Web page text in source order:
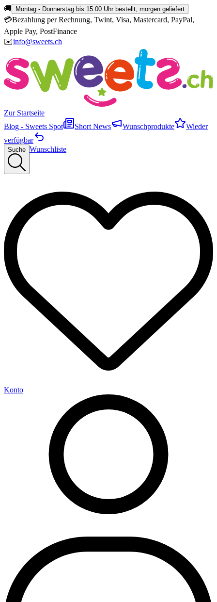
🚚 Montag - Donnerstag bis 15.00 Uhr bestellt, morgen geliefert
💳Bezahlung per Rechnung, Twint, Visa, Mastercard, PayPal,
Apple Pay, PostFinance
✉️info@sweets.ch
Zur Startseite
Blog - Sweets Spot
Short News Wunschprodukte
Wieder
verfügbar
Suche Wunschliste
Konto